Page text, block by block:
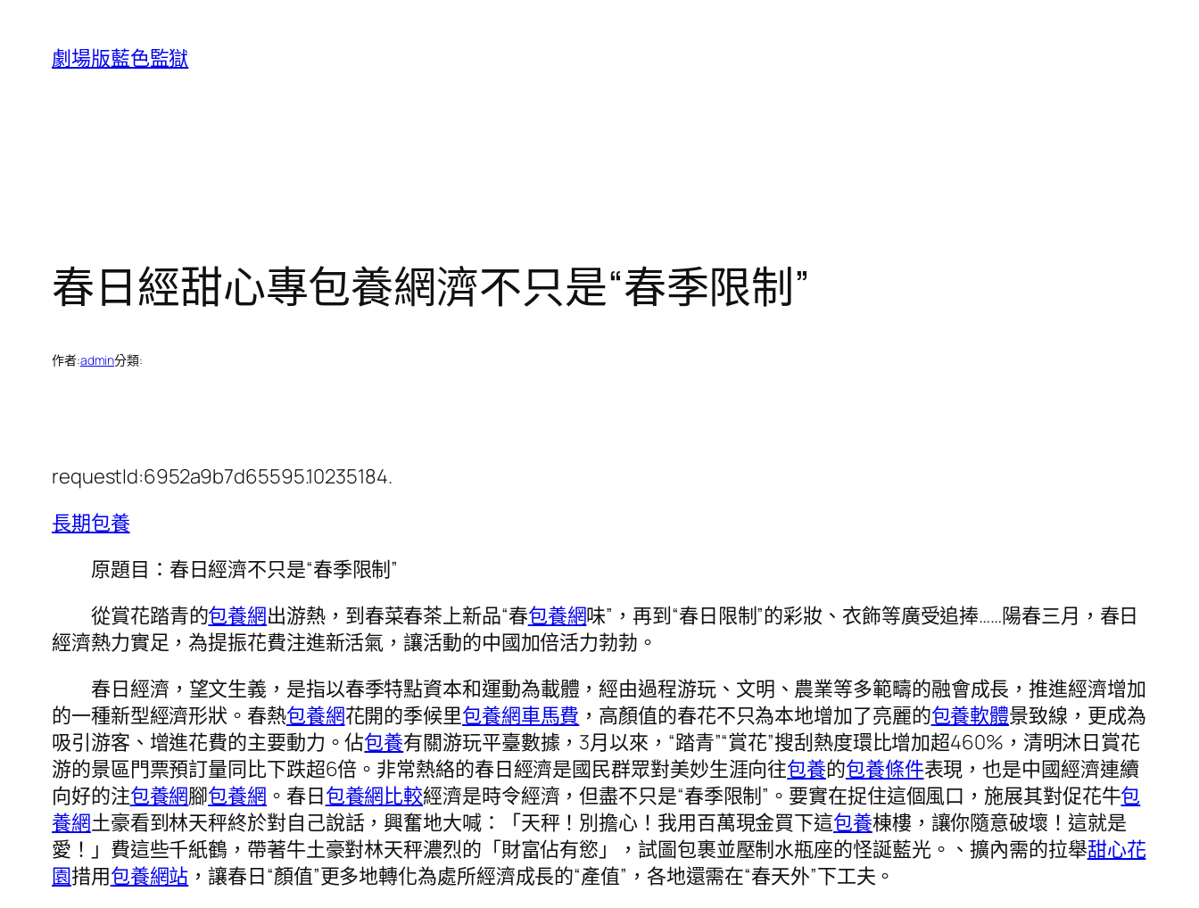
劇場版藍色監獄
春日經甜心專包養網濟不只是“春季限制”
作者:admin分類:
requestId:6952a9b7d65595.10235184.
長期包養
原題目：春日經濟不只是“春季限制”
從賞花踏青的包養網出游熱，到春菜春茶上新品“春包養網味”，再到“春日限制”的彩妝、衣飾等廣受追捧……陽春三月，春日
經濟熱力實足，為提振花費注進新活氣，讓活動的中國加倍活力勃勃。
春日經濟，望文生義，是指以春季特點資本和運動為載體，經由過程游玩、文明、農業等多範疇的融會成長，推進經濟增加
的一種新型經濟形狀。春熱包養網花開的季候里包養網車馬費 ，高顏值的春花不只為本地增加了亮麗的包養軟體景致線，更成為
吸引游客、增進花費的主要動力。佔包養有關游玩平臺數據，3月以來，“踏青”“賞花”搜刮熱度環比增加超460%，清明沐日賞花
游的景區門票預訂量同比下跌超6倍。非常熱絡的春日經濟是國民群眾對美妙生涯向往包養的包養條件表現，也是中國經濟連續
向好的注包養網腳包養網 。春日包養網比較經濟是時令經濟，但盡不只是“春季限制”。要實在捉住這個風口，施展其對促花牛包
養網土豪看到林天秤終於對自己說話，興奮地大喊：「天秤！別擔心！我用百萬現金買下這包養棟樓，讓你隨意破壞！這就是
愛！」費這些千紙鶴，帶著牛土豪對林天秤濃烈的「財富佔有慾」，試圖包裹並壓制水瓶座的怪誕藍光。、擴內需的拉舉甜心花
園措用包養網站 ，讓春日“顏值”更多地轉化為處所經濟成長的“產值”，各地還需在“春天外”下工夫。